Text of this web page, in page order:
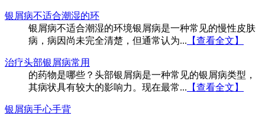
银屑病不适合潮湿的环
银屑病不适合潮湿的环境银屑病是一种常见的慢性皮肤
病，病因尚未完全清楚，但通常认为... 【查看全文】
治疗头部银屑病常用
的药物是哪些？头部银屑病是一种常见的银屑病类型，
其病状具有较大的影响力。现在最常... 【查看全文】
银屑病手心手背